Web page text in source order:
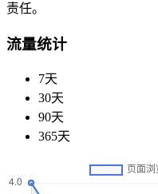
责任。
流量统计
7天
30天
90天
365天